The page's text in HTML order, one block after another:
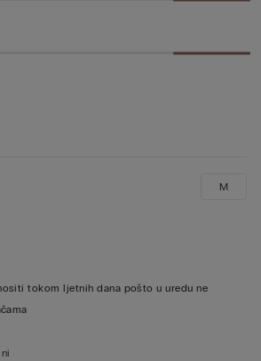
tokom ljetnih dana pošto u uredu ne
M